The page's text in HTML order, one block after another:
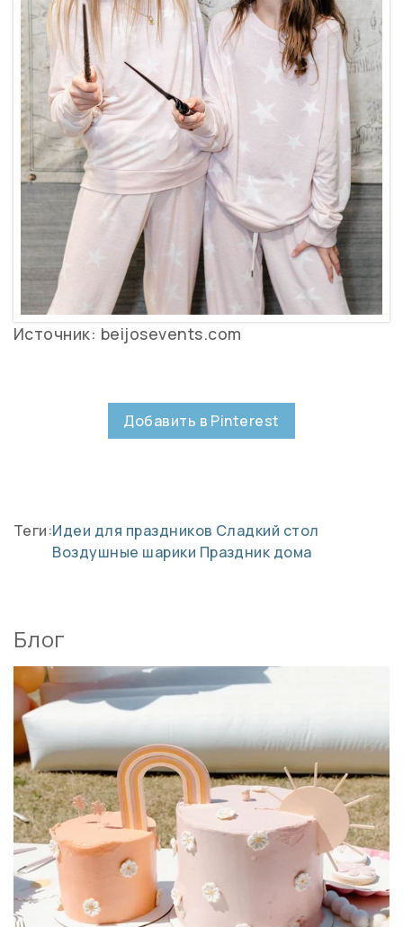
Источник: beijosevents.com
Добавить в Pinterest
Теги:Идеи для праздников Сладкий стол
Воздушные шарики Праздник дома
Блог